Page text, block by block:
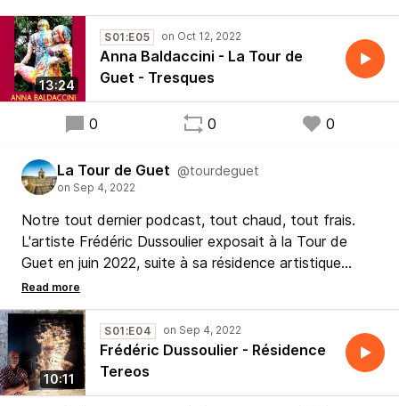
13:24
S01:E05
Anna Baldaccini - La Tour de
Guet - Tresques
0 0 0
La Tour de Guet @tourdeguet
Notre tout dernier podcast, tout chaud, tout frais.
L'artiste Frédéric Dussoulier exposait à la Tour de
Guet en juin 2022, suite à sa résidence artistique
effectuée sur l'île de la Réunion au sein de la sucrerie
de Gol, usine Tereos.
Retrouvez ici le détail complet du projet à la
restitution de résidence, et connaissez mieux cet
artiste montant.
10:11
S01:E04
Frédéric Dussoulier - Résidence
Tereos